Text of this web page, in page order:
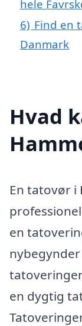
hele
6) Find en
Danmark
Hvad
En tatovør i
en
en dygtig